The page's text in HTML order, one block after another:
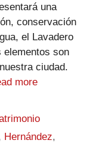
una
conservación
el Lavadero
elementos son
ciudad.
more
Hernández,